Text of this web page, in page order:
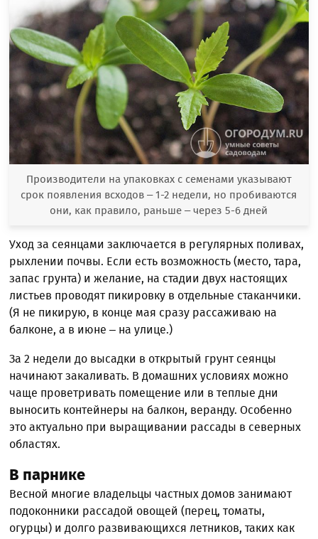
Производители на упаковках с семенами указывают
срок появления всходов – 1-2 недели, но пробиваются
они, как правило, раньше – через 5-6 дней
Уход за сеянцами заключается в регулярных поливах,
рыхлении почвы. Если есть возможность (место, тара,
запас грунта) и желание, на стадии двух настоящих
листьев проводят пикировку в отдельные стаканчики.
(Я не пикирую, в конце мая сразу рассаживаю на
балконе, а в июне – на улице.)
За 2 недели до высадки в открытый грунт сеянцы
начинают закаливать. В домашних условиях можно
чаще проветривать помещение или в теплые дни
выносить контейнеры на балкон, веранду. Особенно
это актуально при выращивании рассады в северных
областях.
В парнике
Весной многие владельцы частных домов занимают
подоконники рассадой овощей (перец, томаты,
огурцы) и долго развивающихся летников, таких как